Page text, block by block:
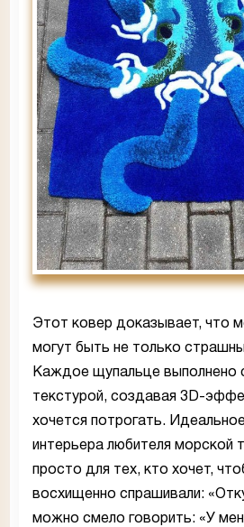
Этот ковер доказывает, что
могут быть не только
Каждое щупальце выполнено
текстурой, создавая 3D-
хочется потрогать.
интерьера любителя морской
просто для тех, кто хочет,
восхищенно спрашивали:
можно смело говорить: «У